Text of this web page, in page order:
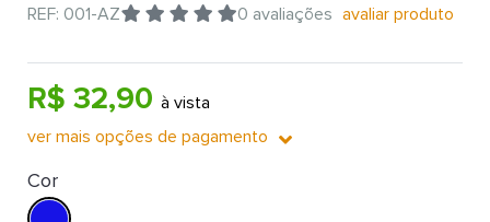
REF: 001-AZ 0 avaliações avaliar produto
R$ 32,90 à vista
ver mais opções de pagamento
Cor